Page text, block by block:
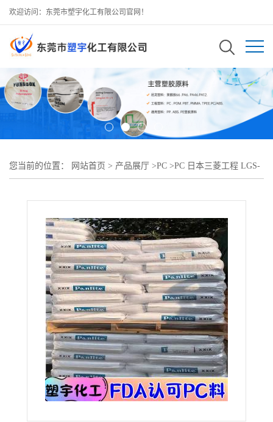
欢迎访问：东莞市塑宇化工有限公司官网！
您当前的位置： 网站首页 > 产品展厅 >PC >PC 日本三菱工程 LGS-